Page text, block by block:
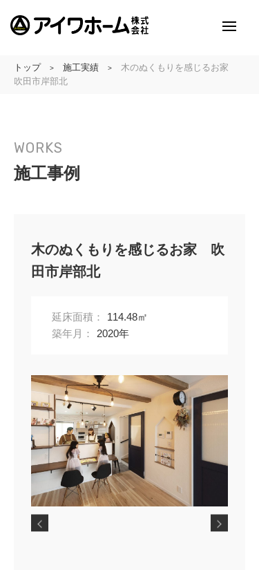
アイワホームとは
会社のこと
イベント情報
オーナーの皆様
問い合わせ
トップ > 施工実績 >
木のぬくもりを感じるお家
吹田市岸部北
WORKS
施工事例
木のぬくもりを感じるお家 吹
田市岸部北
延床面積：
114.48㎡
築年月：
2020年